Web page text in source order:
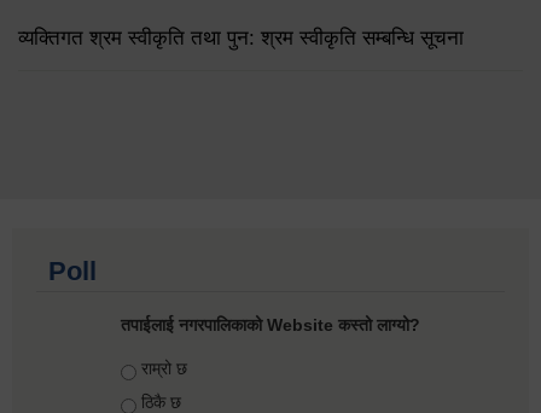
व्यक्तिगत श्रम स्वीकृति तथा पुन: श्रम स्वीकृति सम्बन्धि सूचना
Poll
तपाईलाई नगरपालिकाको Website कस्तो लाग्यो?
Choices
राम्रो छ
ठिकै छ